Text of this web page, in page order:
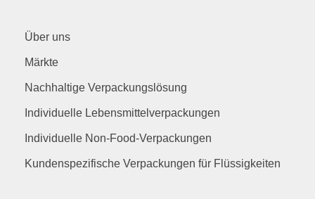
Über uns
Märkte
Nachhaltige Verpackungslösung
Individuelle Lebensmittelverpackungen
Individuelle Non-Food-Verpackungen
Kundenspezifische Verpackungen für Flüssigkeiten